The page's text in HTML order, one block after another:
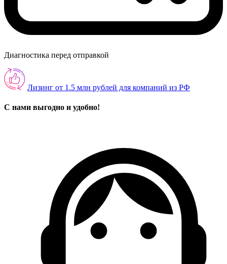
Диагностика перед отправкой
Лизинг от 1.5 млн рублей для компаний из РФ
С нами выгодно и удобно!